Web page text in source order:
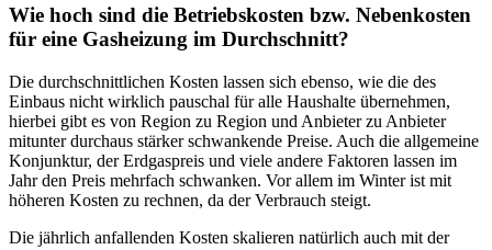
Wie hoch sind die Betriebskosten bzw. Nebenkosten
für eine Gasheizung im Durchschnitt?
Die durchschnittlichen Kosten lassen sich ebenso, wie die des
Einbaus nicht wirklich pauschal für alle Haushalte übernehmen,
hierbei gibt es von Region zu Region und Anbieter zu Anbieter
mitunter durchaus stärker schwankende Preise. Auch die allgemeine
Konjunktur, der Erdgaspreis und viele andere Faktoren lassen im
Jahr den Preis mehrfach schwanken. Vor allem im Winter ist mit
höheren Kosten zu rechnen, da der Verbrauch steigt.
Die jährlich anfallenden Kosten skalieren natürlich auch mit der